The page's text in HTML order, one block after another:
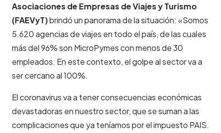
Asociaciones de Empresas de Viajes y Turismo
(FAEVyT)brindó un panorama de la situación: «Somos
5.620 agencias de viajes en todo el país, de las cuales
más del 96% son MicroPymes con menos de 30
empleados. En este contexto, el golpe al sector va a
ser cercano al 100%.
El coronavirus va a tener consecuencias económicas
devastadoras en nuestro sector, que se suman a las
complicaciones que ya teníamos por el impuesto PAIS.